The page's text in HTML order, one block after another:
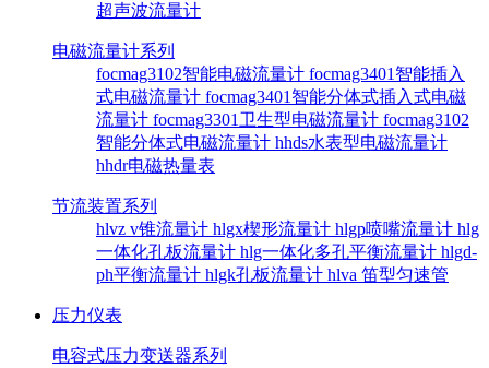
超声波流量计
电磁流量计系列
focmag3102智能电磁流量计 focmag3401智能插入
式电磁流量计 focmag3401智能分体式插入式电磁
流量计 focmag3301卫生型电磁流量计 focmag3102
智能分体式电磁流量计 hhds水表型电磁流量计
hhdr电磁热量表
节流装置系列
hlvz v锥流量计 hlgx楔形流量计 hlgp喷嘴流量计 hlg
一体化孔板流量计 hlg一体化多孔平衡流量计 hlgd-
ph平衡流量计 hlgk孔板流量计 hlva 笛型匀速管
压力仪表
电容式压力变送器系列